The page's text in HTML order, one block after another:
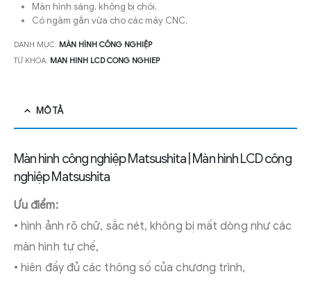
Màn hình sáng, không bị chói,
Có ngàm gắn vừa cho các máy CNC,
DANH MỤC: MÀN HÌNH CÔNG NGHIỆP
TỪ KHÓA: MAN HINH LCD CONG NGHIEP
MÔ TẢ
Màn hình công nghiệp Matsushita | Màn hình LCD công
nghiệp Matsushita
Ưu điểm:
• hình ảnh rõ chữ, sắc nét, không bị mất dòng như các
màn hình tự chế,
• hiên đầy đủ các thông số của chương trình,